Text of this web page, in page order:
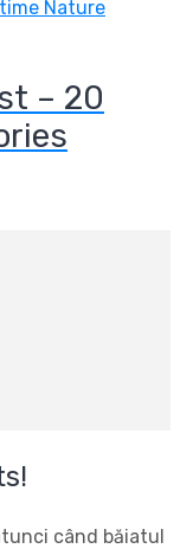
– 20
când băiatul